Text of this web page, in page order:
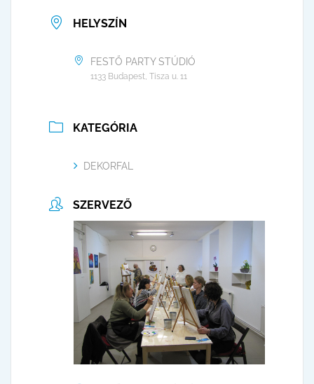
HELYSZÍN
FESTŐ PARTY STÚDIÓ
1133 Budapest, Tisza u. 11
KATEGÓRIA
DEKORFAL
SZERVEZŐ